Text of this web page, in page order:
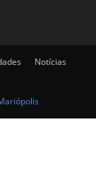
Notícias